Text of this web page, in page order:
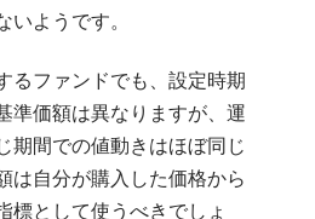
いようです。
るファンドでも、設定時期
準価額は異なりますが、運
期間での値動きはほぼ同じ
は自分が購入した価格から
標として使うべきでしょ